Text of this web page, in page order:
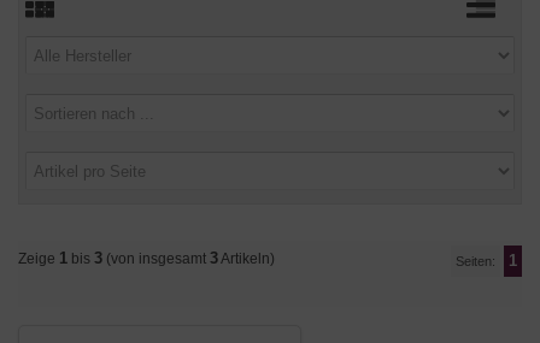
Zeige 1 bis 3 (von insgesamt 3Artikeln) Seiten: 1